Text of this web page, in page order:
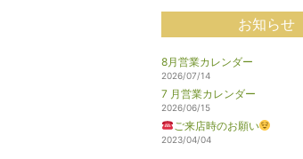
お知らせ
8月営業カレンダー
2026/07/14
7 月営業カレンダー
2026/06/15
ご来店時のお願い
2023/04/04